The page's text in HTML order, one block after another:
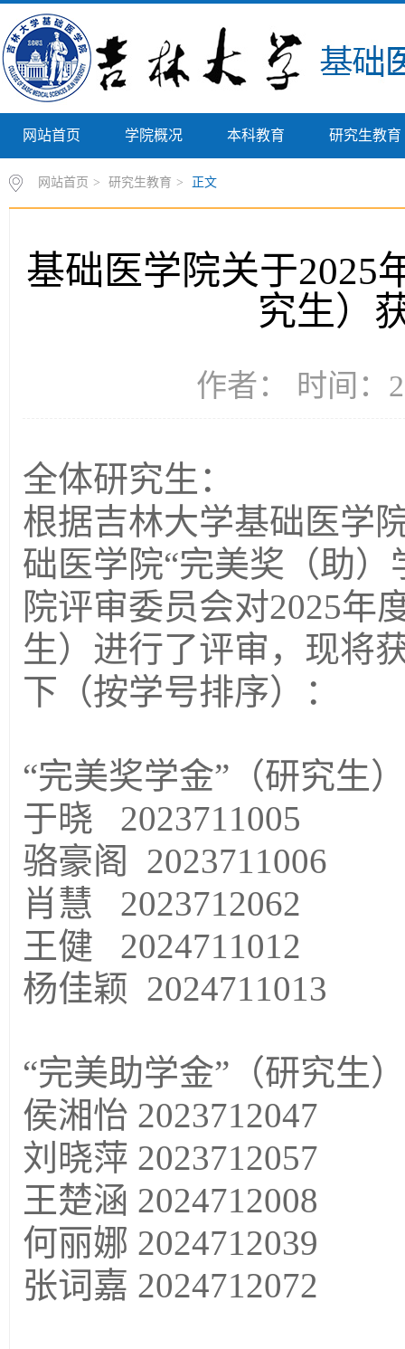
网站首页 学院概况 本科教育 研究生教育
网站首页 > 研究生教育 > 正文
基础医学院关于2025
究生）
作者： 时间：
全体研究生：
根据吉林大学基础医学
础医学院“完美奖（助
院评审委员会对2025年
生）进行了评审，现将
下（按学号排序）：
“完美奖学金”（研究生
于晓 2023711005
骆豪阁
2023711006
肖慧 2023712062
王健 2024711012
杨佳颖 2024711013
“完美助学金”（研究生
侯湘怡 2023712047
刘晓萍 2023712057
王楚涵 2024712008
何丽娜 2024712039
张词嘉 2024712072